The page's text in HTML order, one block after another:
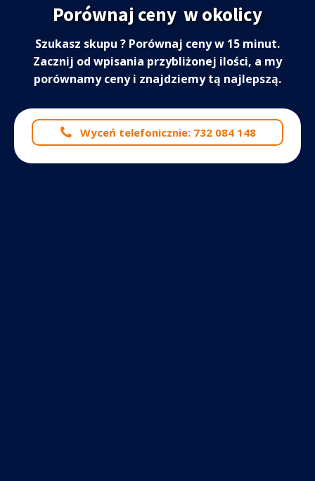
Porównaj ceny w okolicy
Szukasz skupu ? Porównaj ceny w 15 minut.
Zacznij od wpisania przybliżonej ilości, a my
porównamy ceny i znajdziemy tą najlepszą.
Wyceń telefonicznie: 732 084 148